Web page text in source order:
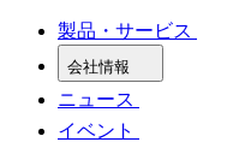
製品・サービス
会社情報
ニュース
イベント